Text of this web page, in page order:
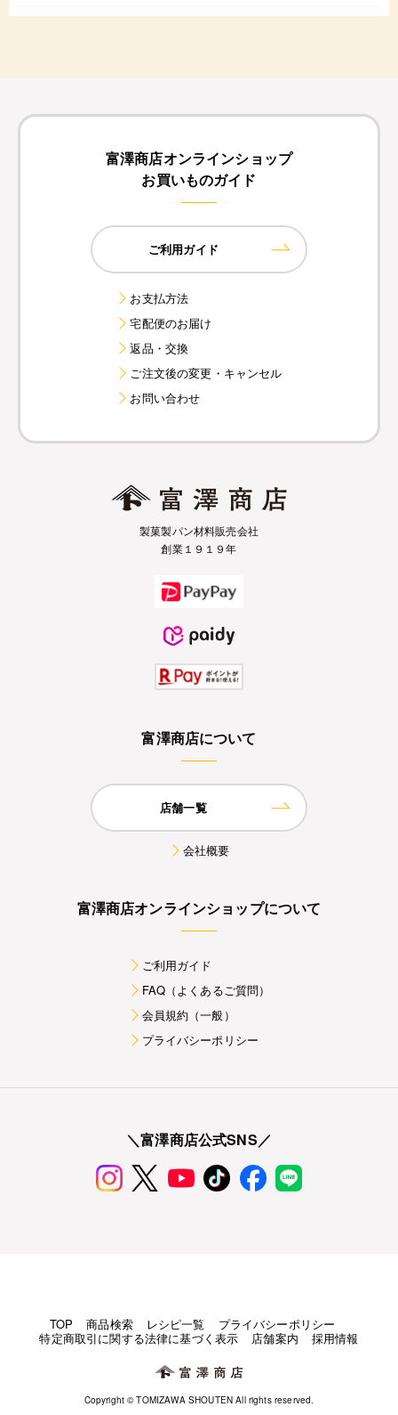
富澤商店オンラインショップ
お買いものガイド
ご利用ガイド
お支払方法
宅配便のお届け
返品・交換
ご注文後の変更・キャンセル
お問い合わせ
製菓製パン材料販売会社
創業１９１９年
富澤商店について
店舗一覧
会社概要
富澤商店オンラインショップについて
ご利用ガイド
FAQ（よくあるご質問）
会員規約（一般）
プライバシーポリシー
＼富澤商店公式SNS／
TOP 商品検索 レシピ一覧
プライバシーポリシー
特定商取引に関する法律に基づく表示
店舗案内 採用情報
Copyright © TOMIZAWA SHOUTEN All rights reserved.